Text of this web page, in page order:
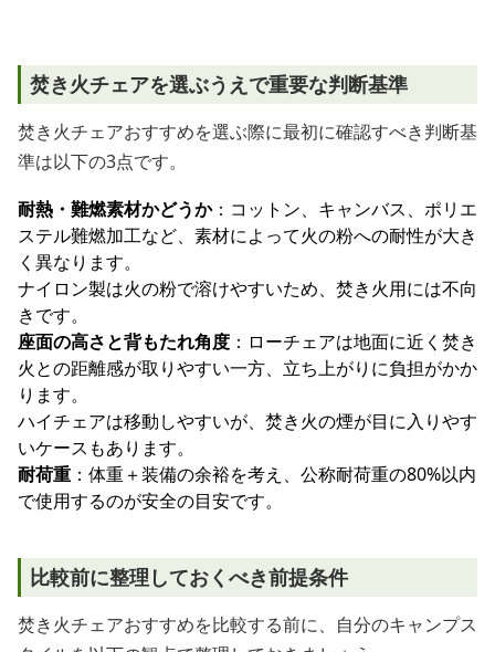
焚き火チェアを選ぶうえで重要な判断基準
焚き火チェアおすすめを選ぶ際に最初に確認すべき判断基
準は以下の3点です。
耐熱・難燃素材かどうか：コットン、キャンバス、ポリエ
ステル難燃加工など、素材によって火の粉への耐性が大き
く異なります。
ナイロン製は火の粉で溶けやすいため、焚き火用には不向
きです。
座面の高さと背もたれ角度 ：ローチェアは地面に近く焚き
火との距離感が取りやすい一方、立ち上がりに負担がかか
ります。
ハイチェアは移動しやすいが、焚き火の煙が目に入りやす
いケースもあります。
耐荷重 ：体重＋装備の余裕を考え、公称耐荷重の80%以内
で使用するのが安全の目安です。
比較前に整理しておくべき前提条件
焚き火チェアおすすめを比較する前に、自分のキャンプス